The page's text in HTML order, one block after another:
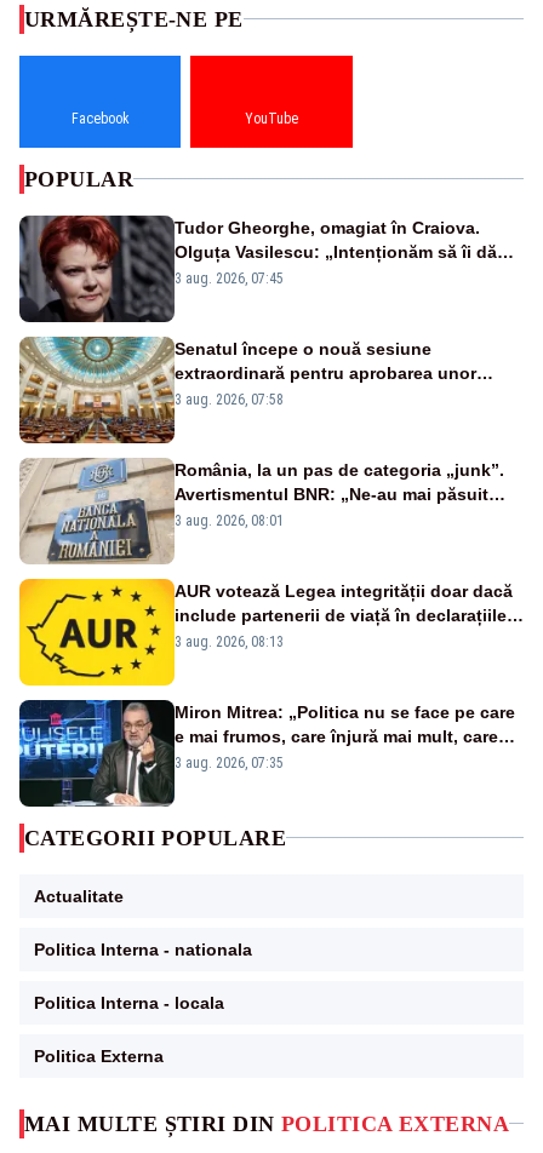
MAI MULTE ȘTIRI DIN POLITICA EXTERNA
URMĂREȘTE-NE PE
Facebook YouTube
POPULAR
Tudor Gheorghe, omagiat în Craiova.
Olguța Vasilescu: „Intenționăm să îi dăm
numele lui”
3 aug. 2026, 07:45
Senatul începe o nouă sesiune
extraordinară pentru aprobarea unor
jaloane din PNRR
3 aug. 2026, 07:58
România, la un pas de categoria „junk”.
Avertismentul BNR: „Ne-au mai păsuit
pentru câteva luni”
3 aug. 2026, 08:01
AUR votează Legea integrității doar dacă
include partenerii de viață în declarațiile
de avere și interese, așa cum a anunțat
trebuie să plece din funcție: fără excepții!
3 aug. 2026, 08:13
Miron Mitrea: „Politica nu se face pe care
e mai frumos, care înjură mai mult, care
țipă mai tare, ci pe proiecte”
3 aug. 2026, 07:35
CATEGORII POPULARE
Actualitate
Politica Interna - nationala
Politica Interna - locala
Politica Externa